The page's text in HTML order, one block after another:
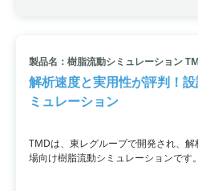
製品名：樹脂流動シミュレーション
解析速度と実用性が評判！
ミュレーション
TMDは、東レグループで開発され、
場向け樹脂流動シミュレーションです
すい解析結果を表示します。さらに、